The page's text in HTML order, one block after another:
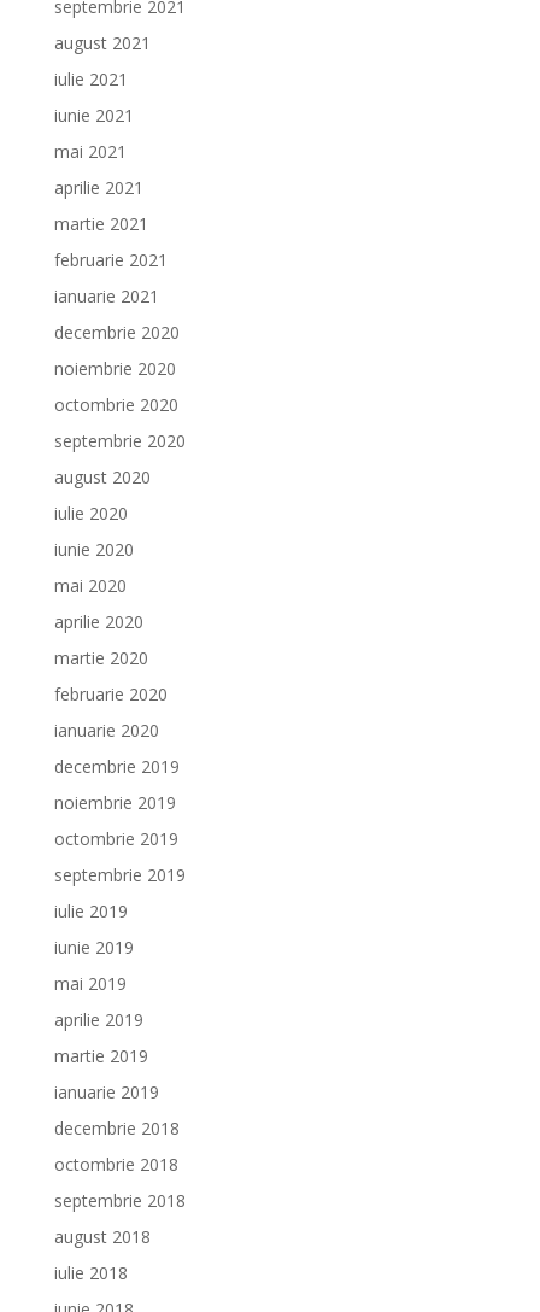
septembrie 2021
august 2021
iulie 2021
iunie 2021
mai 2021
aprilie 2021
martie 2021
februarie 2021
ianuarie 2021
decembrie 2020
noiembrie 2020
octombrie 2020
septembrie 2020
august 2020
iulie 2020
iunie 2020
mai 2020
aprilie 2020
martie 2020
februarie 2020
ianuarie 2020
decembrie 2019
noiembrie 2019
octombrie 2019
septembrie 2019
iulie 2019
iunie 2019
mai 2019
aprilie 2019
martie 2019
ianuarie 2019
decembrie 2018
octombrie 2018
septembrie 2018
august 2018
iulie 2018